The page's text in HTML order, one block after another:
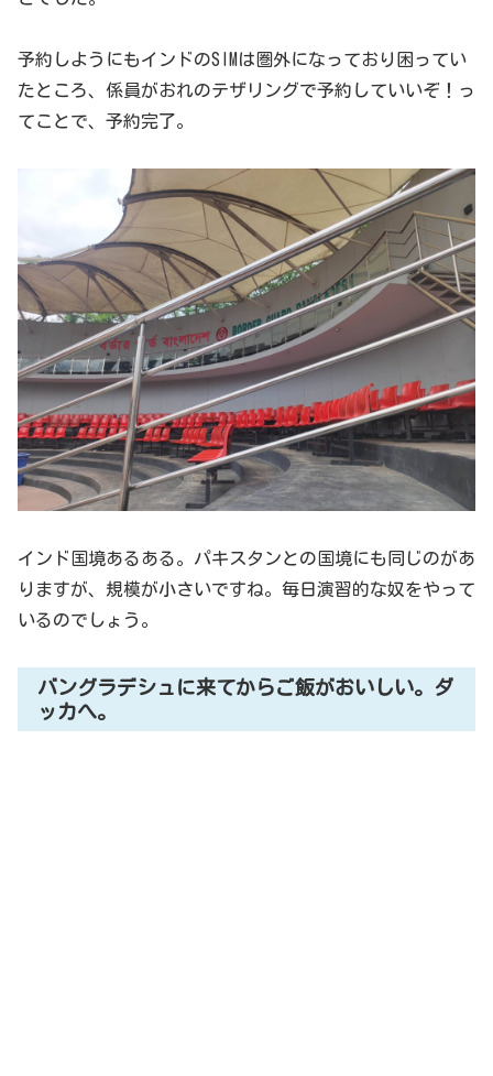
予約しようにもインドのSIMは圏外になっており困ってい
たところ、係員がおれのテザリングで予約していいぞ！っ
てことで、予約完了。
インド国境あるある。パキスタンとの国境にも同じのがあ
りますが、規模が小さいですね。毎日演習的な奴をやって
いるのでしょう。
バングラデシュに来てからご飯がおいしい。ダ
ッカへ。